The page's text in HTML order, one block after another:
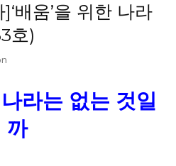
배움’을 위한 나라
호)
나라는 없는 것일
까